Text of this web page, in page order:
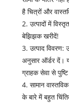
है चित्रों और
2. उत्पादों में
बेझिझक खरीदें!
3. उत्पाद विवरण:
अनुसार ऑर्डर दें।
ग्राहक सेवा से
4. सामान
के बारे में बहुत